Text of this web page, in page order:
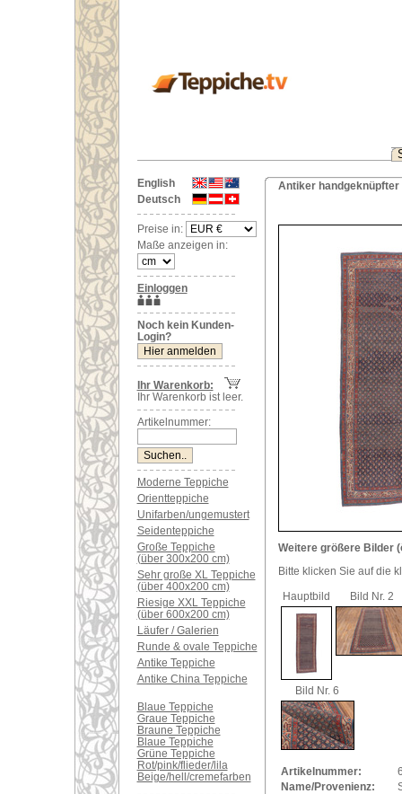
English
Deutsch
Preise in:
Maße anzeigen in:
Einloggen
Noch kein Kunden-
Login?
Ihr Warenkorb:
Ihr Warenkorb ist leer.
Artikelnummer:
Moderne Teppiche
Orientteppiche
Unifarben/ungemustert
Seidenteppiche
Große Teppiche
(über 300x200 cm)
Sehr große XL Teppiche
(über 400x200 cm)
Riesige XXL Teppiche
(über 600x200 cm)
Läufer / Galerien
Runde & ovale Teppiche
Antike Teppiche
Antike China Teppiche
Blaue Teppiche
Graue Teppiche
Braune Teppiche
Blaue Teppiche
Grüne Teppiche
Rot/pink/flieder/lila
Beige/hell/cremefarben
Antiker handgeknüpfter
Weitere größere Bilder
Bitte klicken Sie auf die
Hauptbild
Bild Nr. 2
Bild Nr. 6
Artikelnummer:
Name/Provenienz: